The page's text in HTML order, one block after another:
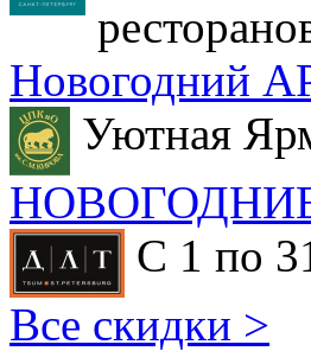
Новогодний
Уютная
С 1 по
Все скидки >